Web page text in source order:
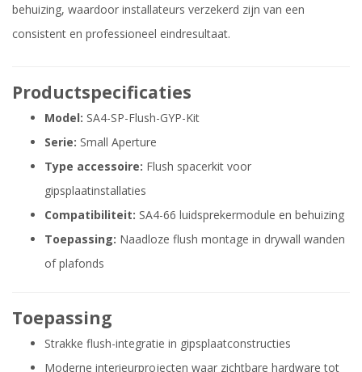
behuizing, waardoor installateurs verzekerd zijn van een
consistent en professioneel eindresultaat.
Productspecificaties
Model: SA4-SP-Flush-GYP-Kit
Serie: Small Aperture
Type accessoire: Flush spacerkit voor
gipsplaatinstallaties
Compatibiliteit: SA4-66 luidsprekermodule en behuizing
Toepassing: Naadloze flush montage in drywall wanden
of plafonds
Toepassing
Strakke flush-integratie in gipsplaatconstructies
Moderne interieurprojecten waar zichtbare hardware tot